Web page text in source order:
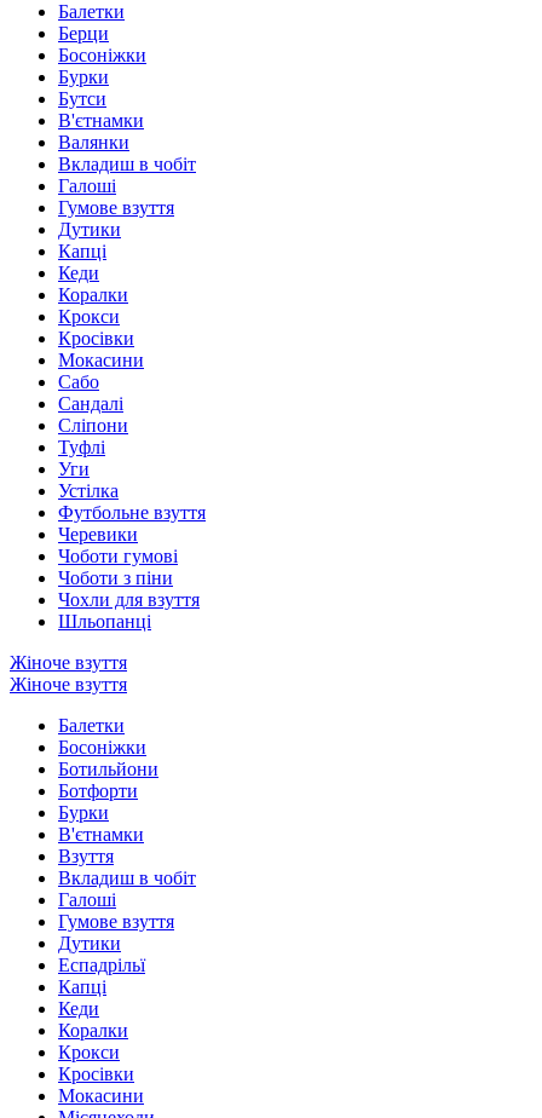
Балетки
Берци
Босоніжки
Бурки
Бутси
В'єтнамки
Валянки
Вкладиш в чобіт
Галоші
Гумове взуття
Дутики
Капці
Кеди
Коралки
Крокси
Кросівки
Мокасини
Сабо
Сандалі
Сліпони
Туфлі
Уги
Устілка
Футбольне взуття
Черевики
Чоботи гумові
Чоботи з піни
Чохли для взуття
Шльопанці
Жіноче взуття
Жіноче взуття
Балетки
Босоніжки
Ботильйони
Ботфорти
Бурки
В'єтнамки
Взуття
Вкладиш в чобіт
Галоші
Гумове взуття
Дутики
Еспадрільї
Капці
Кеди
Коралки
Крокси
Кросівки
Мокасини